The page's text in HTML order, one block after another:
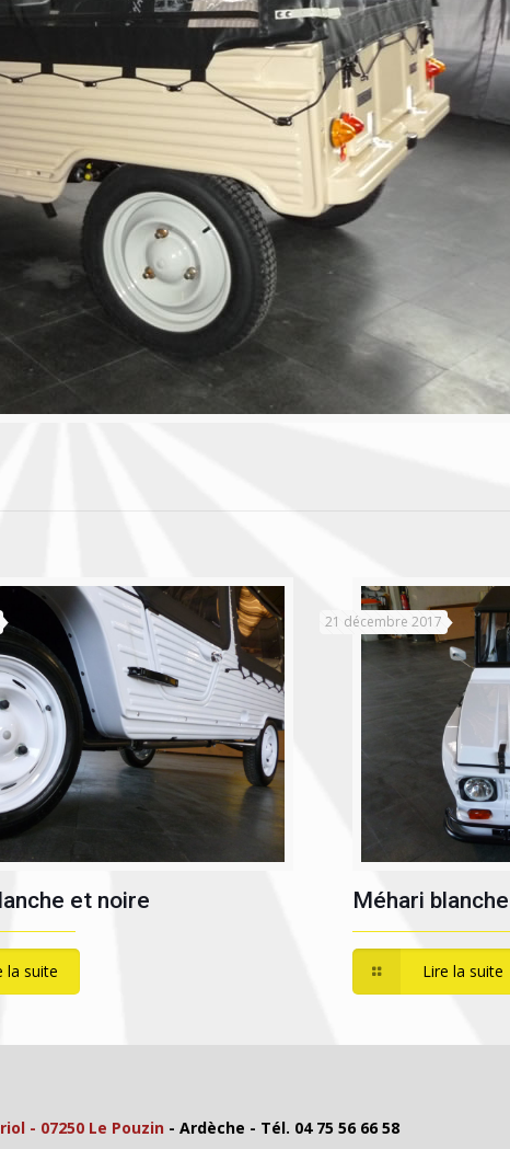
et noire
la suite
21 décembre 2017
Méhari
Lire la suite
- 07250 Le Pouzin - Ardèche - Tél. 04 75 56 66 58